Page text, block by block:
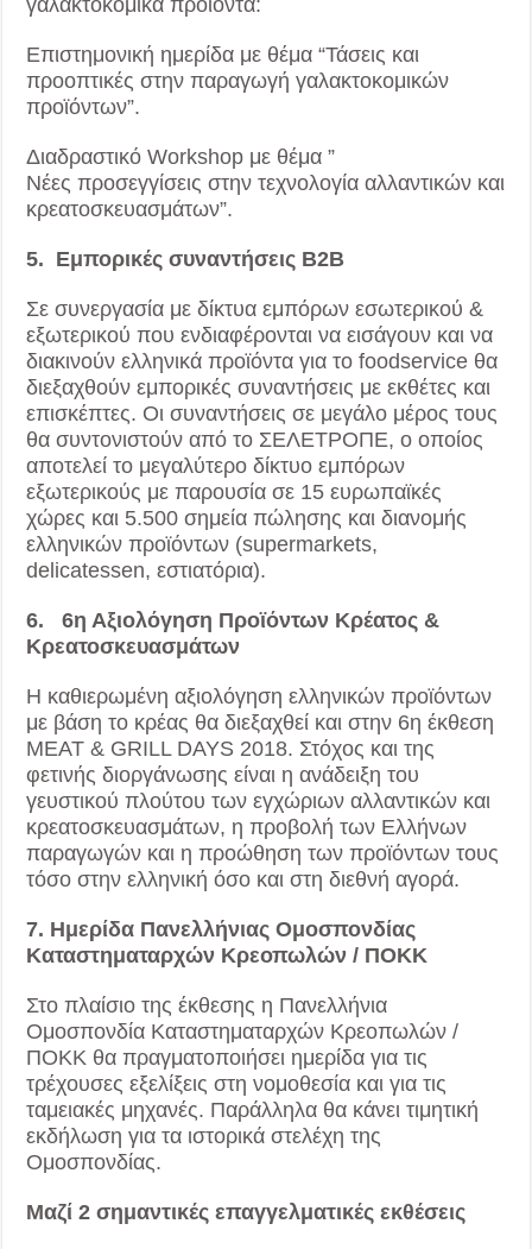
γαλακτοκομικά προϊόντα:
Επιστημονική ημερίδα με θέμα “Τάσεις και
προοπτικές στην παραγωγή γαλακτοκομικών
προϊόντων”.
Διαδραστικό Workshop με θέμα ”
Νέες προσεγγίσεις στην τεχνολογία αλλαντικών και
κρεατοσκευασμάτων”.
5. Εμπορικές συναντήσεις B2B
Σε συνεργασία με δίκτυα εμπόρων εσωτερικού &
εξωτερικού που ενδιαφέρονται να εισάγουν και να
διακινούν ελληνικά προϊόντα για το foodservice θα
διεξαχθούν εμπορικές συναντήσεις με εκθέτες και
επισκέπτες. Οι συναντήσεις σε μεγάλο μέρος τους
θα συντονιστούν από το ΣΕΛΕΤΡΟΠΕ, ο οποίος
αποτελεί το μεγαλύτερο δίκτυο εμπόρων
εξωτερικούς με παρουσία σε 15 ευρωπαϊκές
χώρες και 5.500 σημεία πώλησης και διανομής
ελληνικών προϊόντων (supermarkets,
delicatessen, εστιατόρια).
6. 6η Αξιολόγηση Προϊόντων Κρέατος &
Κρεατοσκευασμάτων
Η καθιερωμένη αξιολόγηση ελληνικών προϊόντων
με βάση το κρέας θα διεξαχθεί και στην 6η έκθεση
MEAT & GRILL DAYS 2018. Στόχος και της
φετινής διοργάνωσης είναι η ανάδειξη του
γευστικού πλούτου των εγχώριων αλλαντικών και
κρεατοσκευασμάτων, η προβολή των Ελλήνων
παραγωγών και η προώθηση των προϊόντων τους
τόσο στην ελληνική όσο και στη διεθνή αγορά.
7. Ημερίδα Πανελλήνιας Ομοσπονδίας
Καταστηματαρχών Κρεοπωλών / ΠΟΚΚ
Στο πλαίσιο της έκθεσης η Πανελλήνια
Ομοσπονδία Καταστηματαρχών Κρεοπωλών /
ΠΟΚΚ θα πραγματοποιήσει ημερίδα για τις
τρέχουσες εξελίξεις στη νομοθεσία και για τις
ταμειακές μηχανές. Παράλληλα θα κάνει τιμητική
εκδήλωση για τα ιστορικά στελέχη της
Ομοσπονδίας.
Μαζί 2 σημαντικές επαγγελματικές εκθέσεις